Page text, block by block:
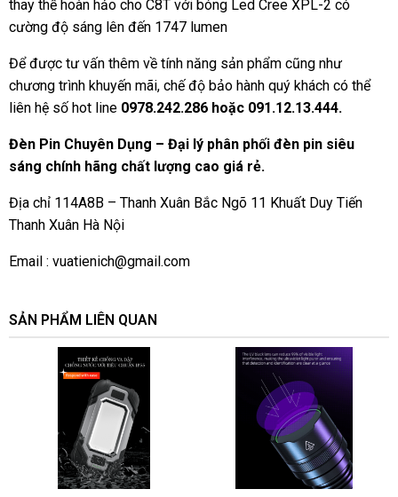
thay thế hoàn hảo cho C8T với bóng Led Cree XPL-2 có
cường độ sáng lên đến 1747 lumen
Để được tư vấn thêm về tính năng sản phẩm cũng như
chương trình khuyến mãi, chế độ bảo hành quý khách có thể
liên hệ số hot line 0978.242.286 hoặc 091.12.13.444.
Đèn Pin Chuyên Dụng – Đại lý phân phối đèn pin siêu
sáng chính hãng chất lượng cao giá rẻ.
Địa chỉ 114A8B – Thanh Xuân Bắc Ngõ 11 Khuất Duy Tiến
Thanh Xuân Hà Nội
Email : vuatienich@gmail.com
SẢN PHẨM LIÊN QUAN